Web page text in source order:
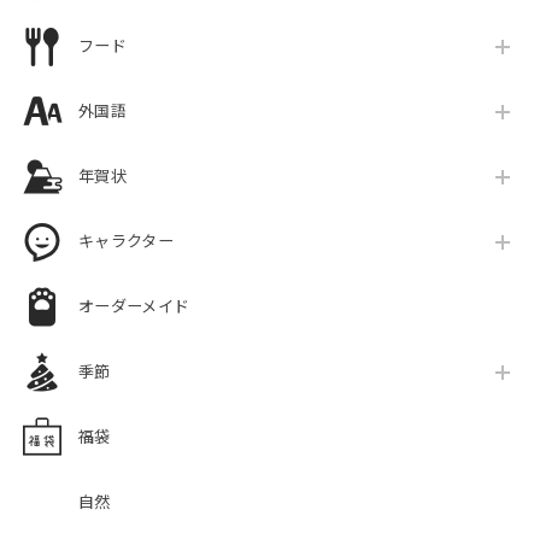
フード
外国語
年賀状
キャラクター
オーダーメイド
季節
福袋
自然